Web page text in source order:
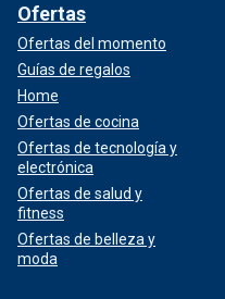
Ofertas
Ofertas del momento
Guías de regalos
Home
Ofertas de cocina
Ofertas de tecnología y
electrónica
Ofertas de salud y
fitness
Ofertas de belleza y
moda